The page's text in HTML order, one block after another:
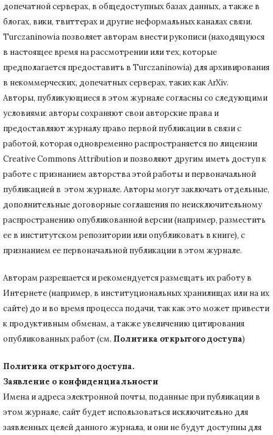
допечатной серверах, в общедоступных базах данных, а также в
блогах, вики, твиттерах и другие неформальных каналах связи.
Turczaninowiа позволяет авторам внести рукописи (находящуюся
в настоящее время на рассмотрении или тех, которые
предполагается предоставить в Turczaninowia) для архивирования
в некоммерческих, допечатных серверах, таких как ArXiv.
Авторы, публикующиеся в этом журнале согласны со следующими
условиями: авторы сохраняют свои авторские права и
предоставляют журналу право первой публикации в связи с
работой, которая одновременно распространяется по лицензии
Creative Commons Attribution и позволяют другим иметь доступ к
работе с признанием авторства этой работы и первоначальной
публикацией в этом журнале. Авторы могут заключать отдельные,
дополнительные договорные соглашения по неисключительному
распространению опубликованной версии (например, разместить
ее в институтском репозитории или опубликовать в книге), с
признанием ее первоначальной публикации в этом журнале.
Авторам разрешается и рекомендуется размещать их работу в
Интернете (например, в институциональных хранилищах или на их
сайте) до и во время процесса подачи, так как это может привести
к продуктивным обменам, а также увеличению цитирования
опубликованных работ (см. Политика открытого доступа)
Политика открытого доступа.
Заявление о конфиденциальности
Имена и адреса электронной почты, поданные при публикации в
этом журнале, сайт будет использоваться исключительно для
заявленных целей данного журнала, и они не будут доступны для